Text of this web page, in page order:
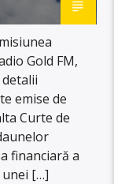
Gold FM,
emise de
Curte de
financiară a
unei […]